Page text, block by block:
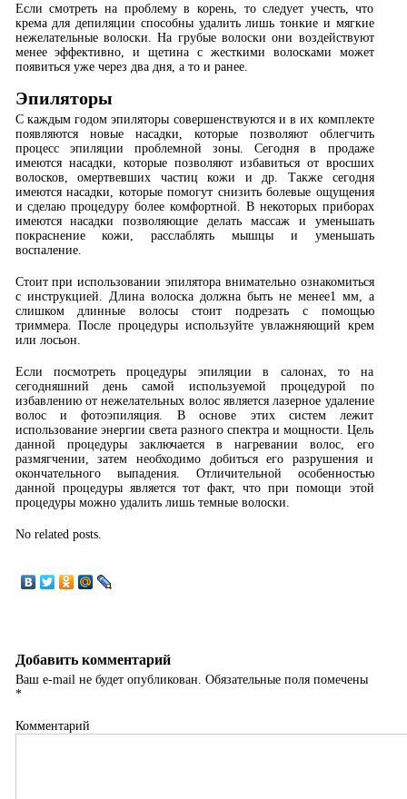
Если смотреть на проблему в корень, то следует учесть, что
крема для депиляции способны удалить лишь тонкие и мягкие
нежелательные волоски. На грубые волоски они воздействуют
менее эффективно, и щетина с жесткими волосками может
появиться уже через два дня, а то и ранее.
Эпиляторы
С каждым годом эпиляторы совершенствуются и в их комплекте
появляются новые насадки, которые позволяют облегчить
процесс эпиляции проблемной зоны. Сегодня в продаже
имеются насадки, которые позволяют избавиться от вросших
волосков, омертвевших частиц кожи и др. Также сегодня
имеются насадки, которые помогут снизить болевые ощущения
и сделаю процедуру более комфортной. В некоторых приборах
имеются насадки позволяющие делать массаж и уменьшать
покраснение кожи, расслаблять мышцы и уменьшать
воспаление.
Стоит при использовании эпилятора внимательно ознакомиться
с инструкцией. Длина волоска должна быть не менее1 мм, а
слишком длинные волосы стоит подрезать с помощью
триммера. После процедуры используйте увлажняющий крем
или лосьон.
Если посмотреть процедуры эпиляции в салонах, то на
сегодняшний день самой используемой процедурой по
избавлению от нежелательных волос является лазерное удаление
волос и фотоэпиляция. В основе этих систем лежит
использование энергии света разного спектра и мощности. Цель
данной процедуры заключается в нагревании волос, его
размягчении, затем необходимо добиться его разрушения и
окончательного выпадения. Отличительной особенностью
данной процедуры является тот факт, что при помощи этой
процедуры можно удалить лишь темные волоски.
No related posts.
Добавить комментарий
Ваш e-mail не будет опубликован. Обязательные поля помечены
*
Комментарий